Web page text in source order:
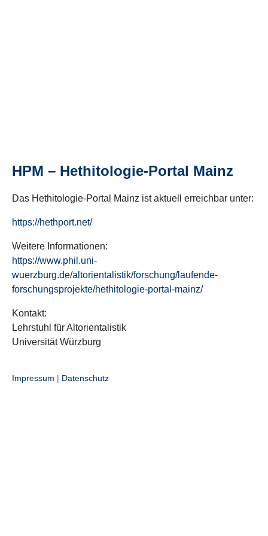
HPM – Hethitologie-Portal Mainz
Das Hethitologie-Portal Mainz ist aktuell erreichbar unter:
https://hethport.net/
Weitere Informationen:
https://www.phil.uni-
wuerzburg.de/altorientalistik/forschung/laufende-
forschungsprojekte/hethitologie-portal-mainz/
Kontakt:
Lehrstuhl für Altorientalistik
Universität Würzburg
Impressum | Datenschutz